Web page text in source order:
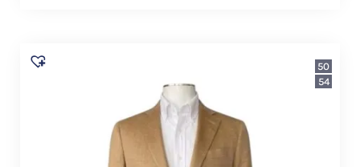
50
54